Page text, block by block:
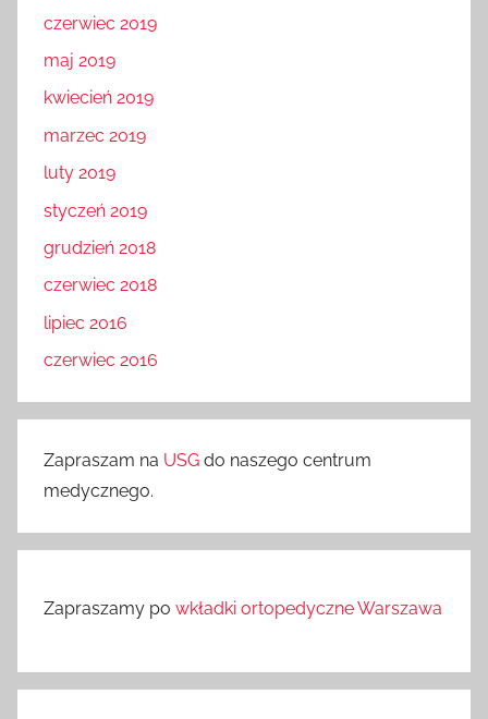
czerwiec 2019
maj 2019
kwiecień 2019
marzec 2019
luty 2019
styczeń 2019
grudzień 2018
czerwiec 2018
lipiec 2016
czerwiec 2016
Zapraszam na USG do naszego centrum
medycznego.
Zapraszamy po wkładki ortopedyczne Warszawa